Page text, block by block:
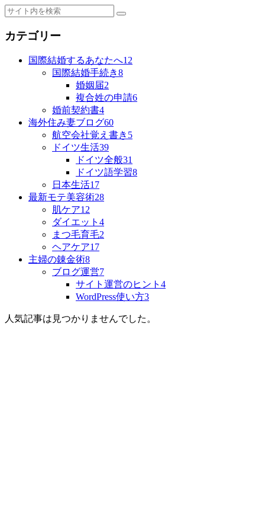
カテゴリー
国際結婚するあなたへ12
国際結婚手続き8
婚姻届2
複合姓の申請6
婚前契約書4
海外住み妻ブログ60
航空会社覚え書き 5
ドイツ生活39
ドイツ全般31
ドイツ語学習8
日本生活17
最新モテ美容術28
肌ケア12
ダイエット 4
まつ毛育毛2
ヘアケア17
主婦の錬金術8
ブログ運営7
サイト運営のヒント 4
WordPress使い方3
人気記事は見つかりませんでした。